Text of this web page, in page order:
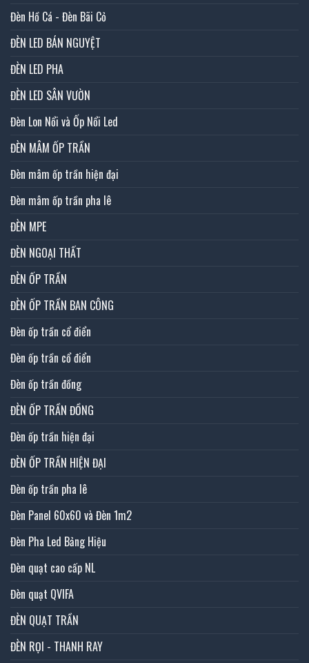
Đèn Hồ Cá - Đèn Bãi Cỏ
ĐÈN LED BÁN NGUYỆT
ĐÈN LED PHA
ĐÈN LED SÂN VƯỜN
Đèn Lon Nổi và Ốp Nổi Led
ĐÈN MÂM ỐP TRẦN
Đèn mâm ốp trần hiện đại
Đèn mâm ốp trần pha lê
ĐÈN MPE
ĐÈN NGOẠI THẤT
ĐÈN ỐP TRẦN
ĐÈN ỐP TRẦN BAN CÔNG
Đèn ốp trần cổ điển
Đèn ốp trần cổ điển
Đèn ốp trần đồng
ĐÈN ỐP TRẦN ĐỒNG
Đèn ốp trần hiện đại
ĐÈN ỐP TRẦN HIỆN ĐẠI
Đèn ốp trần pha lê
Đèn Panel 60x60 và Đèn 1m2
Đèn Pha Led Bảng Hiệu
Đèn quạt cao cấp NL
Đèn quạt QVIFA
ĐÈN QUẠT TRẦN
ĐÈN RỌI - THANH RAY